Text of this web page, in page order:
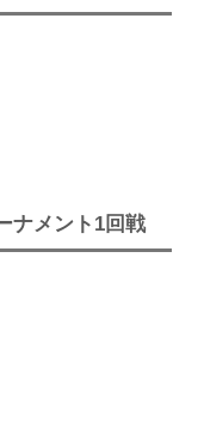
ナメント1回戦